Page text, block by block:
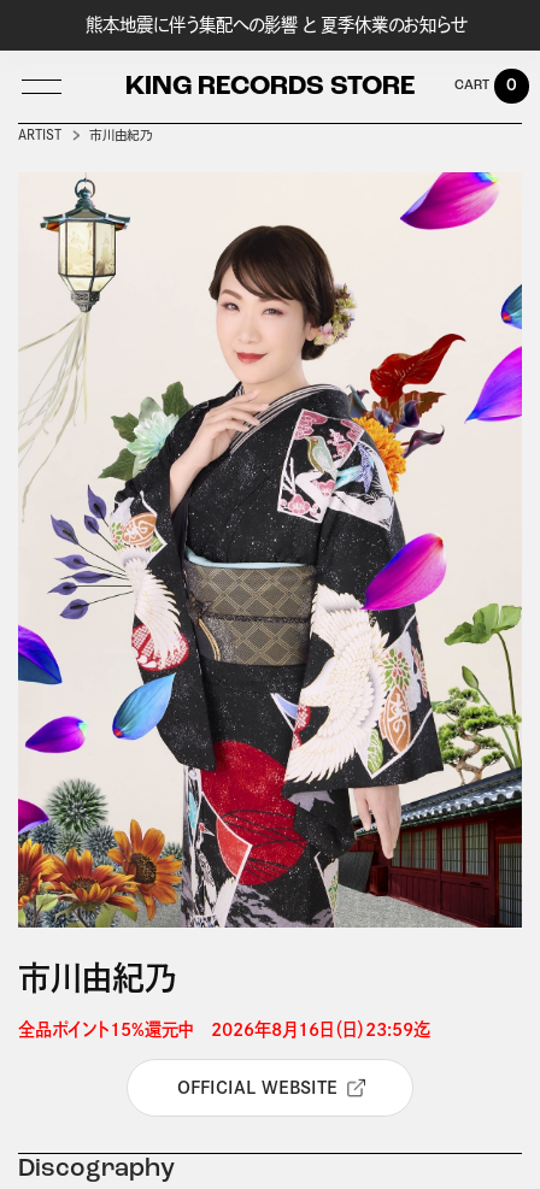
熊本地震に伴う集配への影響 と 夏季休業のお知らせ
KING RECORDS STORE
LOG IN
0
ARTIST 市川由紀乃
市川由紀乃
全品ポイント15%還元中　2026年8月16日（日）23:59迄
OFFICIAL WEBSITE
Discography